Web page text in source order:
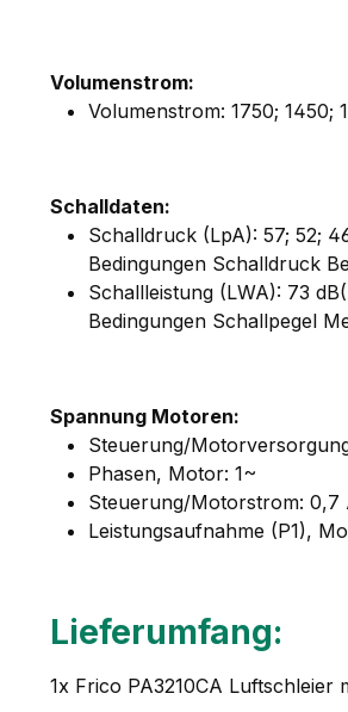
Volumenstrom:
Volumenstrom: 1750; 1450;
Schalldaten:
Schalldruck (LpA): 57; 52;
Bedingungen Schalldruck
Schallleistung (LWA): 73
Bedingungen Schallpegel
Spannung Motoren:
Steuerung/
Phasen, Motor: 1~
Steuerung/Motorstrom: 0,7
Leistungsaufnahme (P1),
Lieferumfang:
1x Frico PA3210CA